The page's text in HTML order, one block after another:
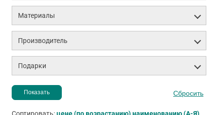
Материалы
Производитель
Подарки